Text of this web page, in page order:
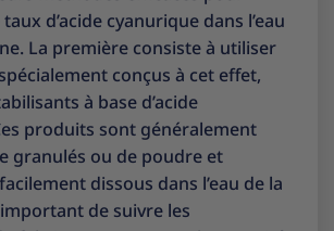
d’acide cyanurique dans l’eau
La première consiste à utiliser
conçus à cet effet,
à base d’acide
produits sont généralement
granulés ou de poudre et
dissous dans l’eau de la
de suivre les